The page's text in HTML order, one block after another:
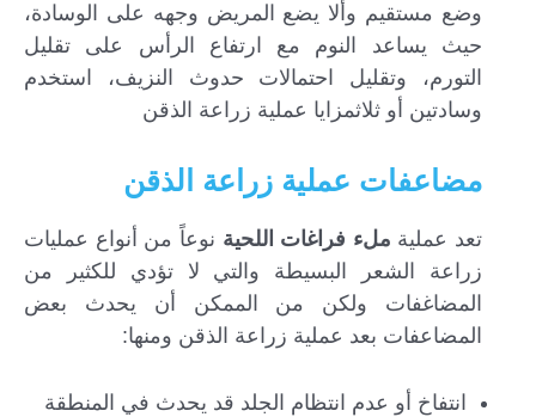
وضع مستقيم وألا يضع المريض وجهه على الوسادة،
حيث يساعد النوم مع ارتفاع الرأس على تقليل
التورم، وتقليل احتمالات حدوث النزيف، استخدم
وسادتين أو ثلاثمزايا عملية زراعة الذقن
مضاعفات عملية زراعة الذقن
تعد عملية ملء فراغات اللحية نوعاً من أنواع عمليات
زراعة الشعر البسيطة والتي لا تؤدي للكثير من
المضاغفات ولكن من الممكن أن يحدث بعض
المضاعفات بعد عملية زراعة الذقن ومنها:
انتفاخ أو عدم انتظام الجلد قد يحدث في المنطقة